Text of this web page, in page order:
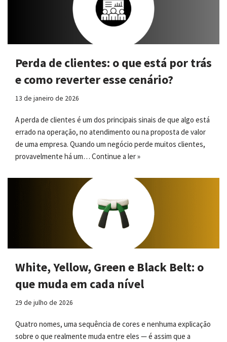
Perda de clientes: o que está por trás
e como reverter esse cenário?
13 de janeiro de 2026
A perda de clientes é um dos principais sinais de que algo está
errado na operação, no atendimento ou na proposta de valor
de uma empresa. Quando um negócio perde muitos clientes,
provavelmente há um… Continue a ler »
White, Yellow, Green e Black Belt: o
que muda em cada nível
29 de julho de 2026
Quatro nomes, uma sequência de cores e nenhuma explicação
sobre o que realmente muda entre eles — é assim que a